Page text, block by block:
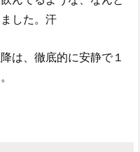
した。汗
は、徹底的に安静で１